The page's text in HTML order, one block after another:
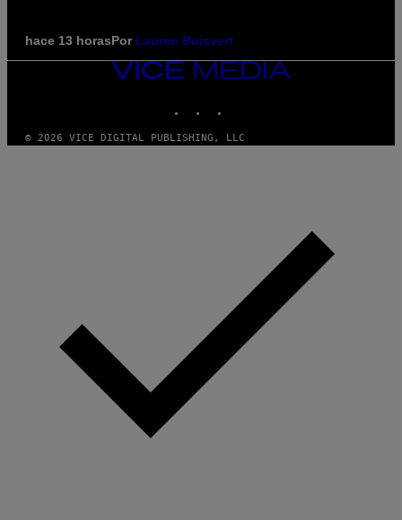
hace 13 horasPor Lauren Boisvert
VICE
© 2026 VICE DIGITAL PUBLISHING, LLC